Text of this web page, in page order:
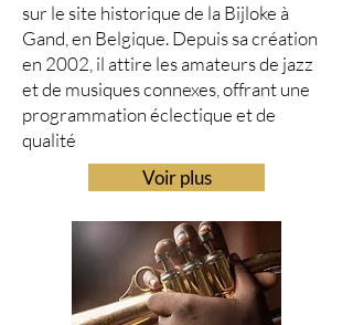
sur le site historique de la Bijloke à
Gand, en Belgique. Depuis sa création
en 2002, il attire les amateurs de jazz
et de musiques connexes, offrant une
programmation éclectique et de
qualité
Voir plus